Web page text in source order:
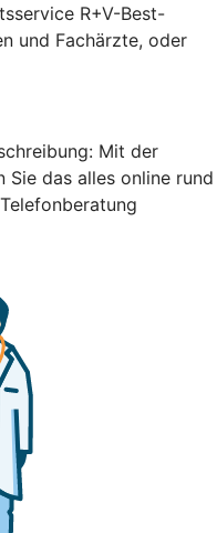
R+V-Best-
und Fachärzte, oder
Mit der
das alles online rund